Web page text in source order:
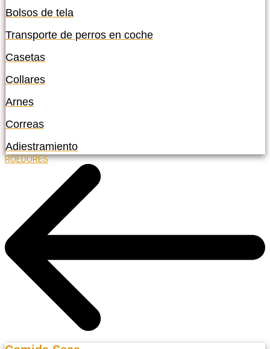
Bolsos de tela
Transporte de perros en coche
Casetas
Collares
Arnes
Correas
Adiestramiento
ROEDORES